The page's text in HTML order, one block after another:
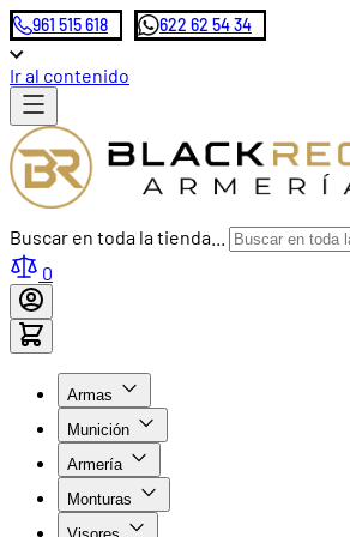
961 515 618 622 62 54 34
Ir al contenido
Buscar en toda la tienda...
0
Armas
Munición
Armería
Monturas